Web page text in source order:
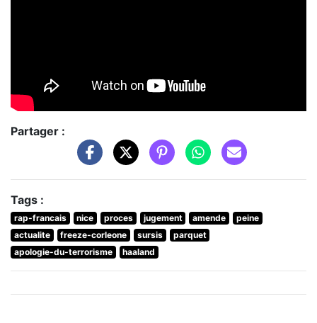
Partager :
Tags :
rap-francais nice proces jugement amende
peine
actualite
freeze-corleone sursis
parquet
apologie-du-terrorisme
haaland